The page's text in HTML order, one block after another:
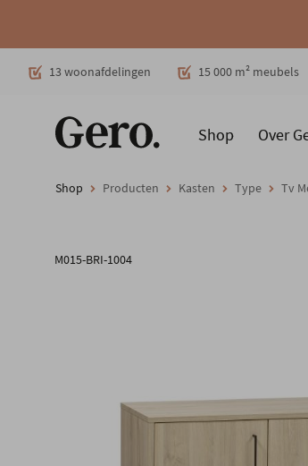
13 woonafdelingen 15 000 m² meubels
Shop Over
Promoties Producten Cadeaubon
Shop Producten Kasten Type Tv
M015-BRI-1004